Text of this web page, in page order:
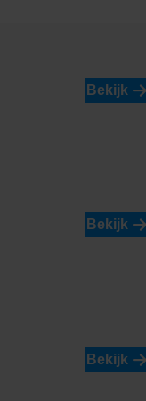
Bekijk
Bekijk
Bekijk